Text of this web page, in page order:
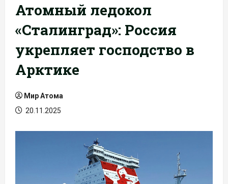
Атомный ледокол
«Сталинград»: Россия
укрепляет господство в
Арктике
Мир Атома
20.11.2025